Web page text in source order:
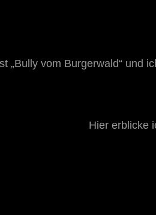
„Bully vom Burgerwald“ und
Hier erblicke